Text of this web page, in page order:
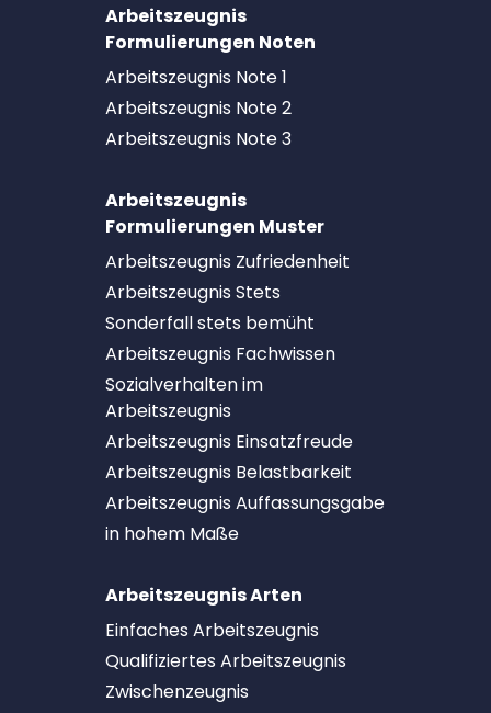
Arbeitszeugnis
Formulierungen Noten
Arbeitszeugnis Note 1
Arbeitszeugnis Note 2
Arbeitszeugnis Note 3
Arbeitszeugnis
Formulierungen Muster
Arbeitszeugnis Zufriedenheit
Arbeitszeugnis Stets
Sonderfall stets bemüht
Arbeitszeugnis Fachwissen
Sozialverhalten im
Arbeitszeugnis
Arbeitszeugnis Einsatzfreude
Arbeitszeugnis Belastbarkeit
Arbeitszeugnis Auffassungsgabe
in hohem Maße
Arbeitszeugnis Arten
Einfaches Arbeitszeugnis
Qualifiziertes Arbeitszeugnis
Zwischenzeugnis